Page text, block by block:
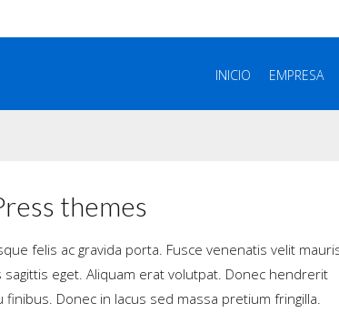
INICIO EMPRESA
themes
felis ac gravida porta. Fusce venenatis velit
sagittis eget. Aliquam erat volutpat. Donec hendrerit
finibus. Donec in lacus sed massa pretium fringilla.